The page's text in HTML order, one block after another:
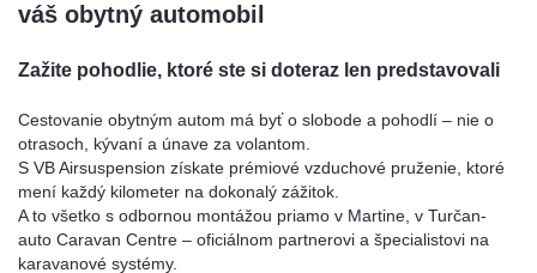
váš obytný automobil
Zažite pohodlie, ktoré ste si doteraz len predstavovali
Cestovanie obytným autom má byť o slobode a pohodlí – nie o
otrasoch, kývaní a únave za volantom.
S VB Airsuspension získate prémiové vzduchové pruženie, ktoré
mení každý kilometer na dokonalý zážitok.
A to všetko s odbornou montážou priamo v Martine, v Turčan-
auto Caravan Centre – oficiálnom partnerovi a špecialistovi na
karavanové systémy.